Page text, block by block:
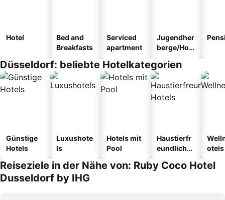
Hotel
Bed and
Breakfasts
Serviced
apartment
Jugendher
berge/Hos
Düsseldorf: beliebte Hotelkategorien
Günstige
Hotels
Luxushote
ls
Hotels mit
Pool
Haustierfr
eundliche
otels
Reiseziele in der Nähe von: Ruby Coco Hotel
Dusseldorf by IHG